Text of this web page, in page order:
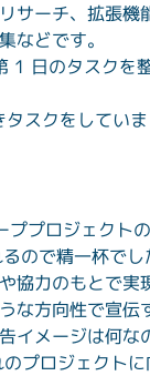
サーチ、拡張機
などです。
1 日のタスクを
スクをしていま
プロジェクト
ので精一杯で
協力のもとで実
な方向性で宣伝
イメージは何な
プロジェクト